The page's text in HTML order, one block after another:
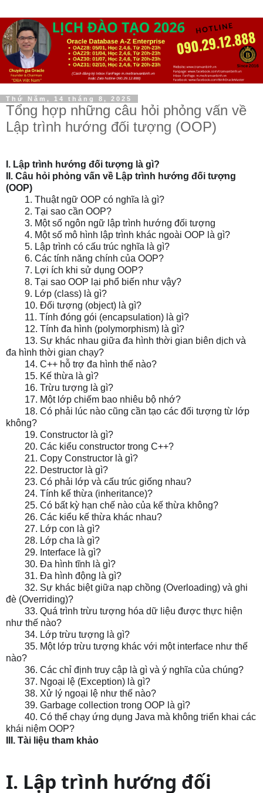
Thứ Năm, 14 tháng 8, 2025
Tổng hợp những câu hỏi phỏng vấn về
Lập trình hướng đối tượng (OOP)
I. Lập trình hướng đối tượng là gì?
II. Câu hỏi phỏng vấn về Lập trình hướng đối tượng
(OOP)
1. Thuật ngữ OOP có nghĩa là gì?
2. Tại sao cần OOP?
3. Một số ngôn ngữ lập trình hướng đối tượng
4. Một số mô hình lập trình khác ngoài OOP là gì?
5. Lập trình có cấu trúc nghĩa là gì?
6. Các tính năng chính của OOP?
7. Lợi ích khi sử dụng OOP?
8. Tại sao OOP lại phổ biến như vậy?
9. Lớp (class) là gì?
10. Đối tượng (object) là gì?
11. Tính đóng gói (encapsulation) là gì?
12. Tính đa hình (polymorphism) là gì?
13. Sự khác nhau giữa đa hình thời gian biên dịch và
đa hình thời gian chạy?
14. C++ hỗ trợ đa hình thế nào?
15. Kế thừa là gì?
16. Trừu tượng là gì?
17. Một lớp chiếm bao nhiêu bộ nhớ?
18. Có phải lúc nào cũng cần tạo các đối tượng từ lớp
không?
19. Constructor là gì?
20. Các kiểu constructor trong C++?
21. Copy Constructor là gì?
22. Destructor là gì?
23. Có phải lớp và cấu trúc giống nhau?
24. Tính kế thừa (inheritance)?
25. Có bất kỳ hạn chế nào của kế thừa không?
26. Các kiểu kế thừa khác nhau?
27. Lớp con là gì?
28. Lớp cha là gì?
29. Interface là gì?
30. Đa hình tĩnh là gì?
31. Đa hình động là gì?
32. Sự khác biệt giữa nạp chồng (Overloading) và ghi
đè (Overriding)?
33. Quá trình trừu tượng hóa dữ liệu được thực hiện
như thế nào?
34. Lớp trừu tượng là gì?
35. Một lớp trừu tượng khác với một interface như thế
nào?
36. Các chỉ định truy cập là gì và ý nghĩa của chúng?
37. Ngoại lệ (Exception) là gì?
38. Xử lý ngoại lệ như thế nào?
39. Garbage collection trong OOP là gì?
40. Có thể chạy ứng dụng Java mà không triển khai các
khái niệm OOP?
III. Tài liệu tham khảo
I. Lập trình hướng đối